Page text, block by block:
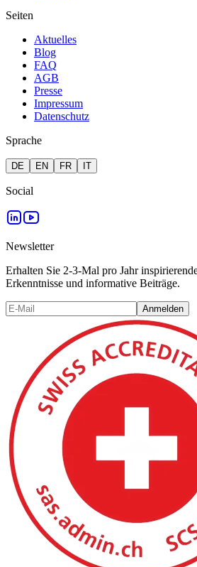
Seiten
Aktuelles
Blog
FAQ
AGB
Presse
Impressum
Datenschutz
Sprache
DE EN FR IT
Social
Newsletter
Erhalten Sie 2-3-Mal pro Jahr
Erkenntnisse und informative Beiträge.
Anmelden